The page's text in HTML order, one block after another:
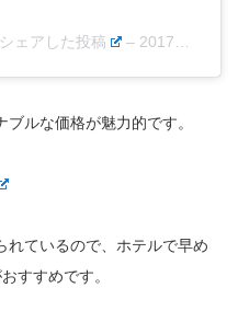
ェアした投稿 – 2017年 5月月15日午前3時16分PDT
ルな価格が魅力的です。
れているので、ホテルで早め
すすめです。